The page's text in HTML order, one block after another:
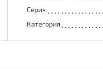
Серия
Категория